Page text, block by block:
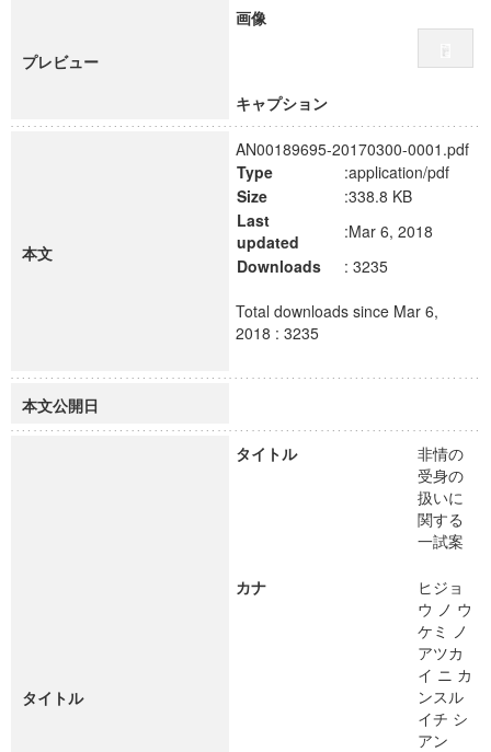
プレビュー
画像
キャプション
本文
AN00189695-20170300-0001.pdf
Type
:application/pdf
Size
:338.8 KB
Last
updated
:Mar 6, 2018
Downloads
: 3235
Total downloads since Mar 6,
2018 : 3235
本文公開日
タイトル
タイトル
非情の
受身の
扱いに
関する
一試案
カナ
ヒジョ
ウ ノ ウ
ケミ ノ
アツカ
イ ニ カ
ンスル
イチ シ
アン